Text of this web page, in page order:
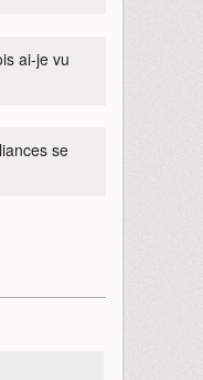
ai-je vu
se